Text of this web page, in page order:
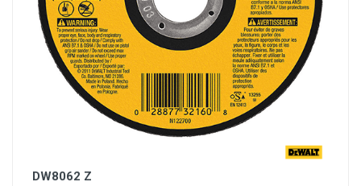
DW8062 Z